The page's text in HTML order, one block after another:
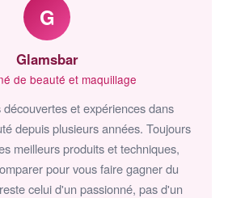
G
Glamsbar
de beauté et maquillage
et expériences dans
depuis plusieurs années. Toujours
meilleurs produits et techniques,
pour vous faire gagner du
celui d'un passionné, pas d'un